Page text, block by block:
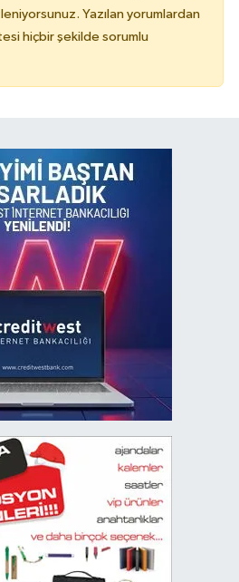
Yazılan yorumlardan
hiçbir şekilde sorumlu